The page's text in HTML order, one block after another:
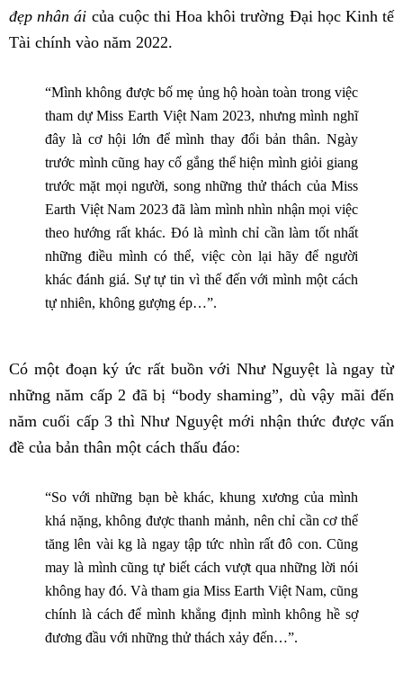
đẹp nhân ái của cuộc thi Hoa khôi trường Đại học Kinh tế
Tài chính vào năm 2022.
“Mình không được bố mẹ ủng hộ hoàn toàn trong việc
tham dự Miss Earth Việt Nam 2023, nhưng mình nghĩ
đây là cơ hội lớn để mình thay đổi bản thân. Ngày
trước mình cũng hay cố gắng thể hiện mình giỏi giang
trước mặt mọi người, song những thử thách của Miss
Earth Việt Nam 2023 đã làm mình nhìn nhận mọi việc
theo hướng rất khác. Đó là mình chỉ cần làm tốt nhất
những điều mình có thể, việc còn lại hãy để người
khác đánh giá. Sự tự tin vì thế đến với mình một cách
tự nhiên, không gượng ép…”.
Có một đoạn ký ức rất buồn với Như Nguyệt là ngay từ
những năm cấp 2 đã bị “body shaming”, dù vậy mãi đến
năm cuối cấp 3 thì Như Nguyệt mới nhận thức được vấn
đề của bản thân một cách thấu đáo:
“So với những bạn bè khác, khung xương của mình
khá nặng, không được thanh mảnh, nên chỉ cần cơ thể
tăng lên vài kg là ngay tập tức nhìn rất đô con. Cũng
may là mình cũng tự biết cách vượt qua những lời nói
không hay đó. Và tham gia Miss Earth Việt Nam, cũng
chính là cách để mình khẳng định mình không hề sợ
đương đầu với những thử thách xảy đến…”.